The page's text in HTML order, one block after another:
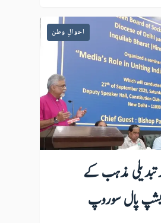
احوالِ وطن
مذہب کے
بشپ پال سوروپ